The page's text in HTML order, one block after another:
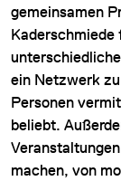
gemeinsamen
Kaderschmiede
ein Netzwerk
Personen
beliebt.
machen, von